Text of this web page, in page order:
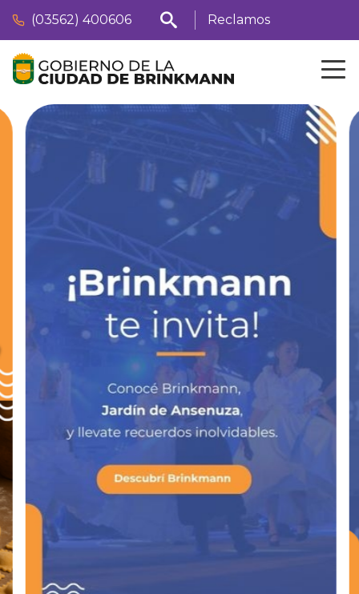
(03562) 400606 Reclamos